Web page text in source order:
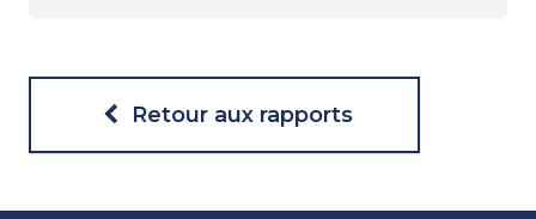
Retour aux rapports